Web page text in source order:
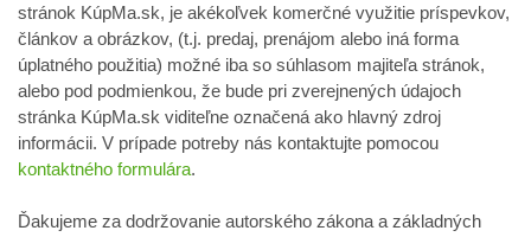
stránok KúpMa.sk, je akékoľvek komerčné využitie príspevkov,
článkov a obrázkov, (t.j. predaj, prenájom alebo iná forma
úplatného použitia) možné iba so súhlasom majiteľa stránok,
alebo pod podmienkou, že bude pri zverejnených údajoch
stránka KúpMa.sk viditeľne označená ako hlavný zdroj
informácii. V prípade potreby nás kontaktujte pomocou
kontaktného formulára.
Ďakujeme za dodržovanie autorského zákona a základných